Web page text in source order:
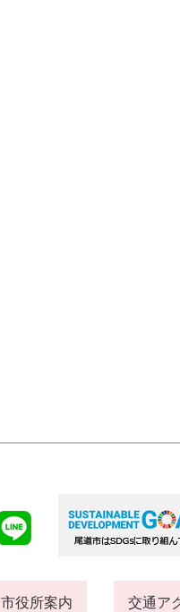
市役所案内 交通ア